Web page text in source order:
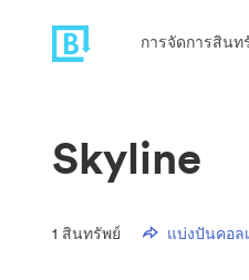
การจัดการสิน
Skyline
1 สินทรัพย์ แบ่งปันคอล